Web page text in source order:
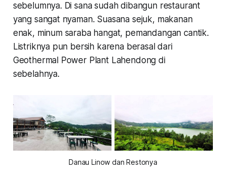
sebelumnya. Di sana sudah dibangun restaurant
yang sangat nyaman. Suasana sejuk, makanan
enak, minum saraba hangat, pemandangan cantik.
Listriknya pun bersih karena berasal dari
Geothermal Power Plant Lahendong di
sebelahnya.
Danau Linow dan Restonya